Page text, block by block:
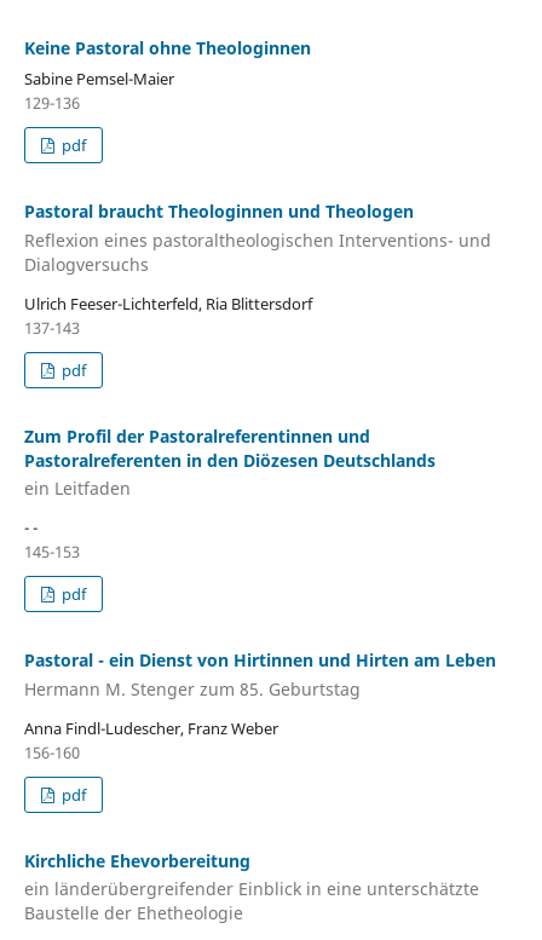
Keine Pastoral ohne Theologinnen
Sabine Pemsel-Maier
129-136
pdf
Pastoral braucht Theologinnen und Theologen
Reflexion eines pastoraltheologischen Interventions- und
Dialogversuchs
Ulrich Feeser-Lichterfeld, Ria Blittersdorf
137-143
pdf
Zum Profil der Pastoralreferentinnen und
Pastoralreferenten in den Diözesen Deutschlands
ein Leitfaden
- -
145-153
pdf
Pastoral - ein Dienst von Hirtinnen und Hirten am Leben
Hermann M. Stenger zum 85. Geburtstag
Anna Findl-Ludescher, Franz Weber
156-160
pdf
Kirchliche Ehevorbereitung
ein länderübergreifender Einblick in eine unterschätzte
Baustelle der Ehetheologie